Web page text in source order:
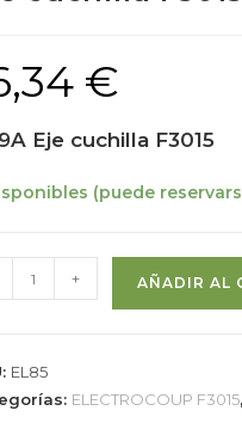
€
Eje cuchilla F3015
(puede
+ AÑADIR AL
EL85
ELECTROCOUP F3015,